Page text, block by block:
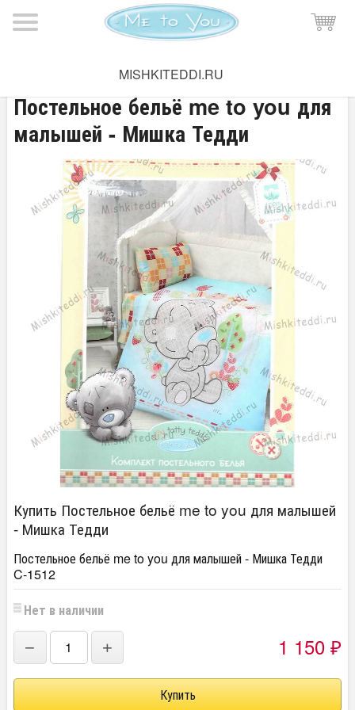
MISHKITEDDI.RU
Постельное бельё me to you для
малышей - Мишка Тедди
Купить Постельное бельё me to you для малышей
- Мишка Тедди
Постельное бельё me to you для малышей - Мишка Тедди
C-1512
Нет в наличии
− + 1 150 ₽